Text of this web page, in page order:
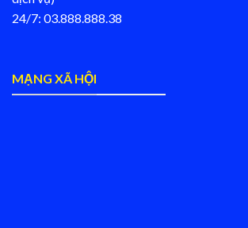
24/7: 03.888.888.38
MẠNG XÃ HỘI